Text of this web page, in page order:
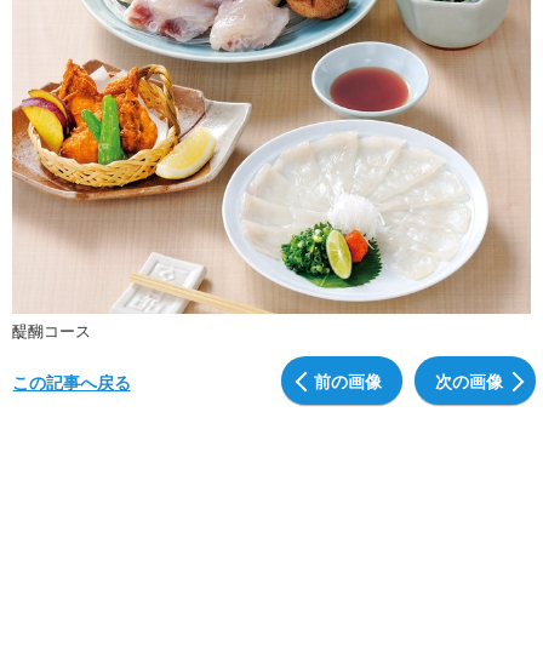
醍醐コース
前の画像 次の画像
この記事へ戻る